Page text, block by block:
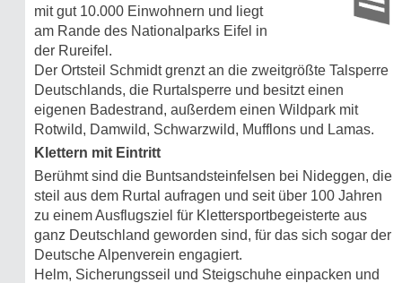
mit gut 10.000 Einwohnern und liegt
am Rande des Nationalparks Eifel in
der Rureifel.
Der Ortsteil Schmidt grenzt an die zweitgrößte Talsperre
Deutschlands, die Rurtalsperre und besitzt einen
eigenen Badestrand, außerdem einen Wildpark mit
Rotwild, Damwild, Schwarzwild, Mufflons und Lamas.
Klettern mit Eintritt
Berühmt sind die Buntsandsteinfelsen bei Nideggen, die
steil aus dem Rurtal aufragen und seit über 100 Jahren
zu einem Ausflugsziel für Klettersportbegeisterte aus
ganz Deutschland geworden sind, für das sich sogar der
Deutsche Alpenverein engagiert.
Helm, Sicherungsseil und Steigschuhe einpacken und